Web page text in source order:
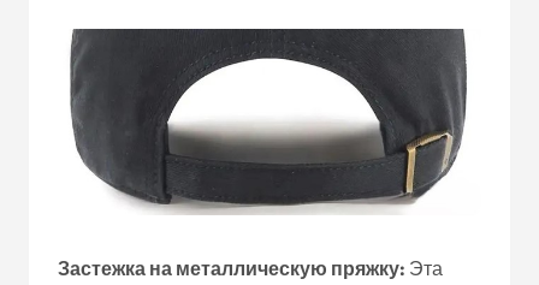
Застежка на металлическую пряжку: Эта